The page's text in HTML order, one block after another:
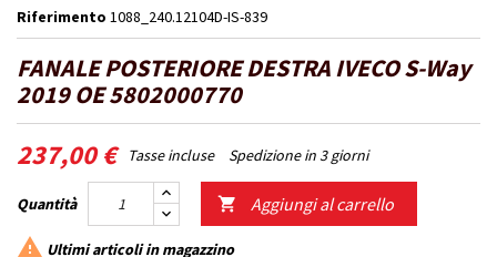
Riferimento 1088_240.12104D-IS-839
FANALE POSTERIORE DESTRA IVECO S-Way
2019 OE 5802000770
237,00 € Tasse incluse Spedizione in 3 giorni
Quantità  Aggiungi al carrello
 Ultimi articoli in magazzino